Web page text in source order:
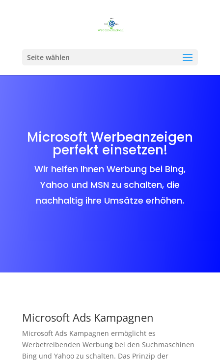
Seite wählen
Microsoft Werbeanzeigen
perfekt einsetzen!
Wir helfen Ihnen Werbung bei Bing,
Yahoo und MSN zu schalten, die
nachhaltig ihre Umsätze erhöhen.
Microsoft Ads Kampagnen
Microsoft Ads Kampagnen ermöglicht es
Werbetreibenden Werbung bei den Suchmaschinen
Bing und Yahoo zu schalten. Das Prinzip der